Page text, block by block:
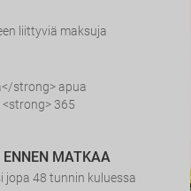
liittyviä maksuja
strong> apua
365
MATKAA
jopa 48 tunnin kuluessa